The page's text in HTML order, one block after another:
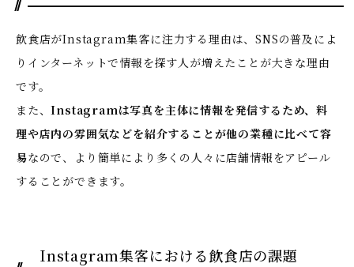
飲食店がInstagram集客に注力する理由は、SNSの普及によ
りインターネットで情報を探す人が増えたことが大きな理由
です。
また、Instagramは写真を主体に情報を発信するため、料
理や店内の雰囲気などを紹介することが他の業種に比べて容
易なので、より簡単により多くの人々に店舗情報をアピール
することができます。
Instagram集客における飲食店の課題